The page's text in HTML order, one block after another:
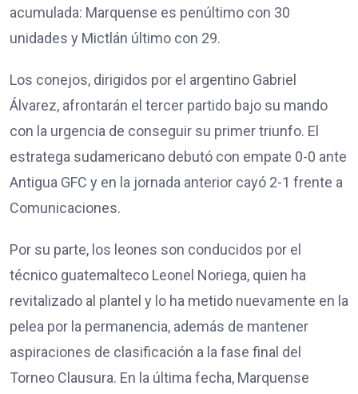
acumulada: Marquense es penúltimo con 30
unidades y Mictlán último con 29.
Los conejos, dirigidos por el argentino Gabriel
Álvarez, afrontarán el tercer partido bajo su mando
con la urgencia de conseguir su primer triunfo. El
estratega sudamericano debutó con empate 0-0 ante
Antigua GFC y en la jornada anterior cayó 2-1 frente a
Comunicaciones.
Por su parte, los leones son conducidos por el
técnico guatemalteco Leonel Noriega, quien ha
revitalizado al plantel y lo ha metido nuevamente en la
pelea por la permanencia, además de mantener
aspiraciones de clasificación a la fase final del
Torneo Clausura. En la última fecha, Marquense